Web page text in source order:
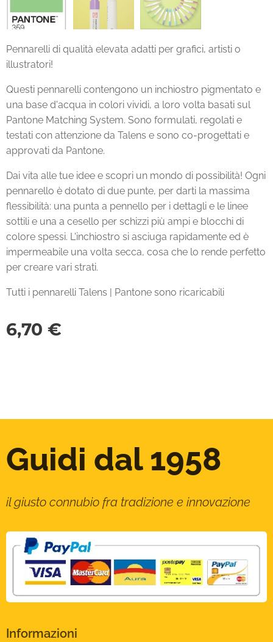
Pennarelli di qualità elevata adatti per grafici, artisti o
illustratori!
Questi pennarelli contengono un inchiostro pigmentato e
una base d'acqua in colori vividi, a loro volta basati sul
Pantone Matching System. Sono formulati, regolati e
testati con attenzione da Talens e sono co-progettati e
approvati da Pantone.
Dai vita alle tue idee e scopri un mondo di possibilità! Ogni
pennarello è dotato di due punte, per darti la massima
flessibilità: una punta a pennello per i dettagli e le linee
sottili e una a cesello per schizzi più ampi e blocchi di
colore spessi. L'inchiostro si asciuga rapidamente ed è
impermeabile una volta secca, cosa che lo rende perfetto
per creare vari strati.
Tutti i pennarelli Talens | Pantone sono ricaricabili
6,70 €
Guidi dal 1958
il giusto connubio fra tradizione e innovazione
Informazioni